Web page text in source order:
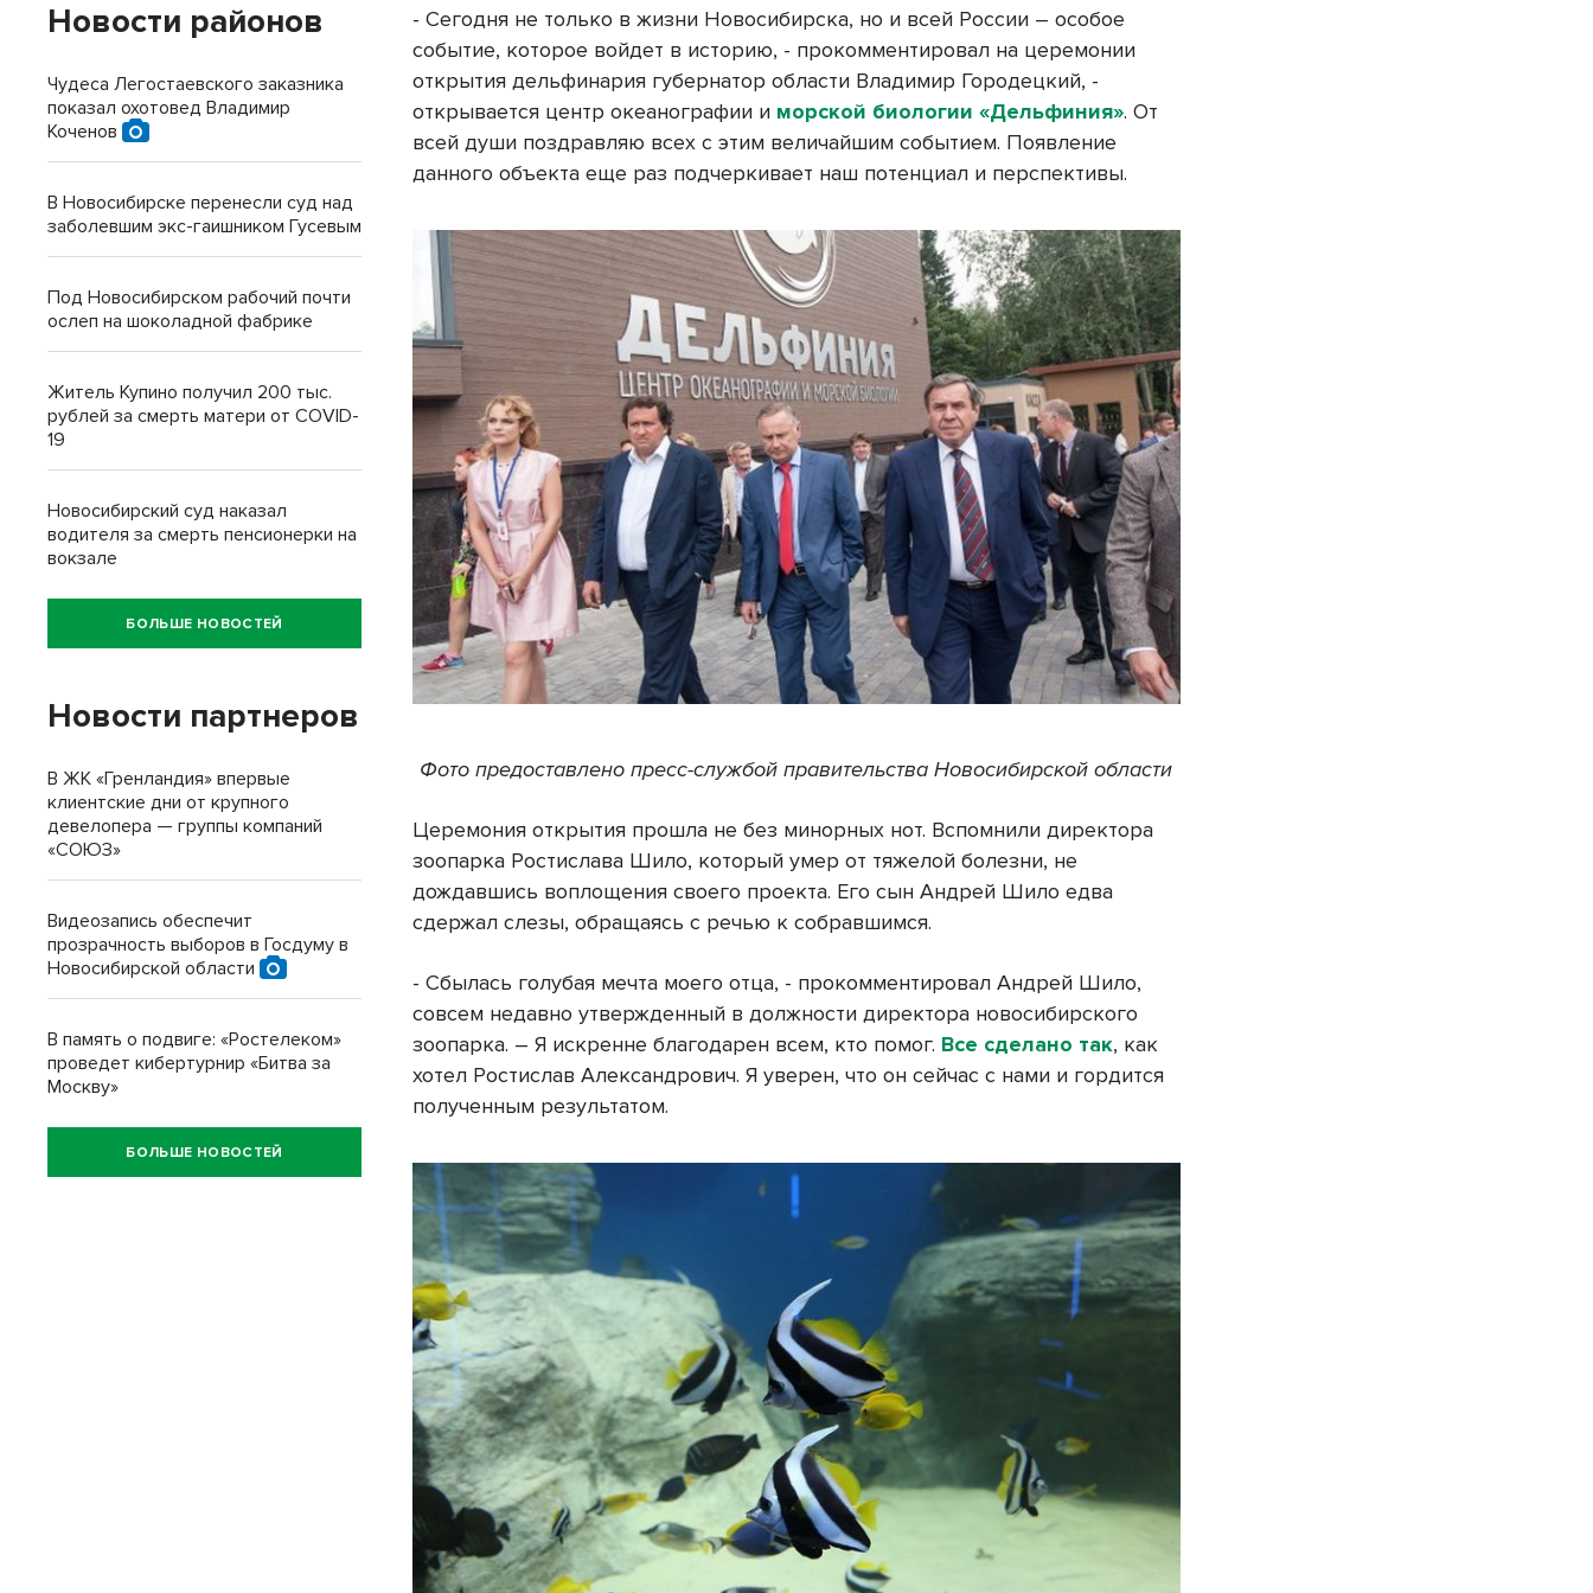
- Сегодня не только в жизни Новосибирска, но и всей России – особое
событие, которое войдет в историю, - прокомментировал на церемонии
открытия дельфинария губернатор области Владимир Городецкий, -
открывается центр океанографии и морской биологии «Дельфиния». От
всей души поздравляю всех с этим величайшим событием. Появление
данного объекта еще раз подчеркивает наш потенциал и перспективы.
Фото предоставлено пресс-службой правительства Новосибирской области
Церемония открытия прошла не без минорных нот. Вспомнили директора
зоопарка Ростислава Шило, который умер от тяжелой болезни, не
дождавшись воплощения своего проекта. Его сын Андрей Шило едва
сдержал слезы, обращаясь с речью к собравшимся.
- Сбылась голубая мечта моего отца, - прокомментировал Андрей Шило,
совсем недавно утвержденный в должности директора новосибирского
зоопарка. – Я искренне благодарен всем, кто помог. Все сделано так, как
хотел Ростислав Александрович. Я уверен, что он сейчас с нами и гордится
полученным результатом.
Новости районов
Чудеса Легостаевского заказника
показал охотовед Владимир
Коченов
В Новосибирске перенесли суд над
заболевшим экс-гаишником Гусевым
Под Новосибирском рабочий почти
ослеп на шоколадной фабрике
Житель Купино получил 200 тыс.
рублей за смерть матери от COVID-
19
Новосибирский суд наказал
водителя за смерть пенсионерки на
вокзале
БОЛЬШЕ НОВОСТЕЙ
Новости партнеров
В ЖК «Гренландия» впервые
клиентские дни от крупного
девелопера — группы компаний
«СОЮЗ»
Видеозапись обеспечит
прозрачность выборов в Госдуму в
Новосибирской области
В память о подвиге: «Ростелеком»
проведет кибертурнир «Битва за
Москву»
БОЛЬШЕ НОВОСТЕЙ